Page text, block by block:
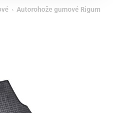
› Autorohože gumové Rigum